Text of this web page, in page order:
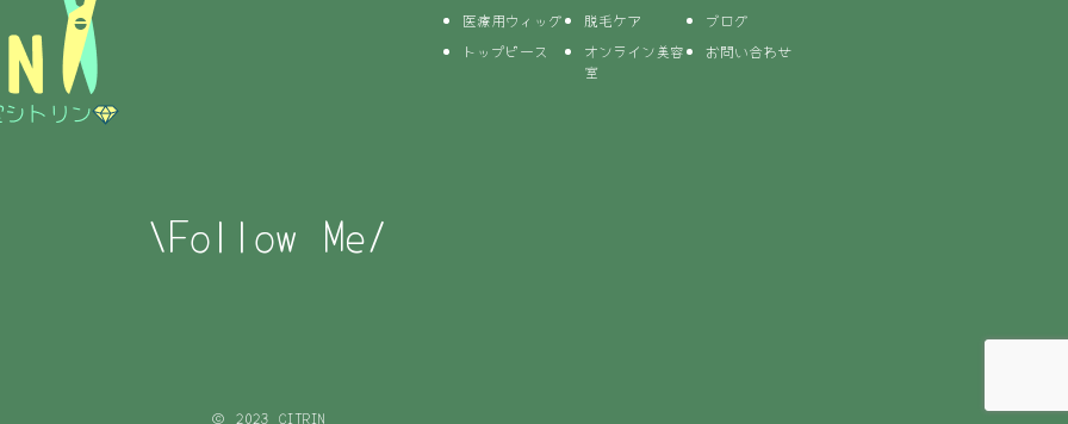
医療用ウィッグ
トップピース
脱毛ケア
オンライン美容
室
ブログ
お問い合わせ
\Follow Me/
© 2023 CITRIN